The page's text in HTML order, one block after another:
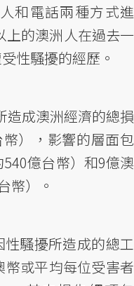
和電話兩種方式進
上的澳洲人在過去一
性騷擾的經歷。
造成澳洲經濟的總損
），影響的層面包
億台幣）和9億澳
幣）。
騷擾所造成的總工
或平均每位受害者